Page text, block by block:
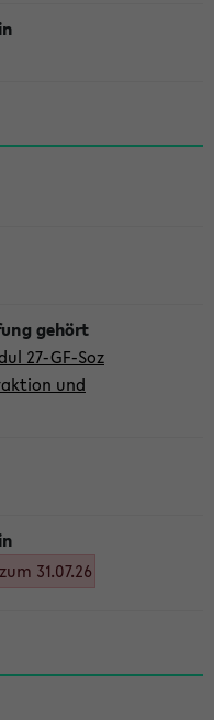
27-GF-Soz
und
31.07.26